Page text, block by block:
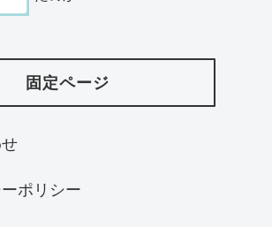
固定ページ
ポリシー